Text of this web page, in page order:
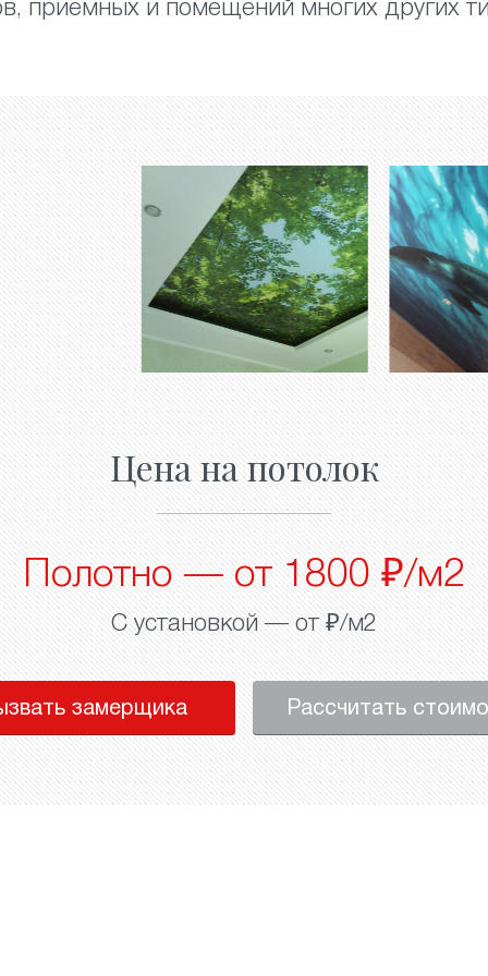
приемных и помещений многих других
Цена на потолок
Полотно — от 1800 ₽/м2
С установкой — от ₽/м2
замерщика Рассчитать